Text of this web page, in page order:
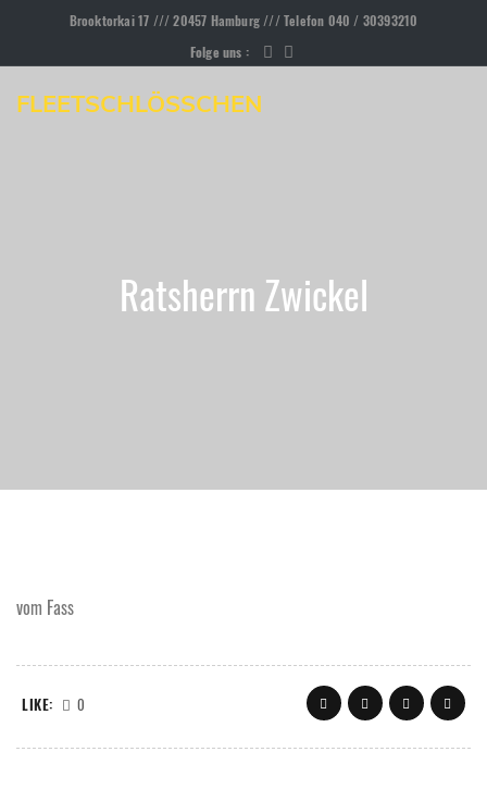
Brooktorkai 17 /// 20457 Hamburg /// Telefon 040 / 30393210
Folge uns :
FLEETSCHLÖSSCHEN
Ratsherrn Zwickel
vom Fass
LIKE: 0